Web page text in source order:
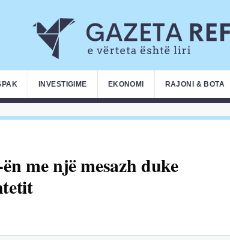
INVESTIGIME EKONOMI RAJONI & BOTA
me një mesazh duke